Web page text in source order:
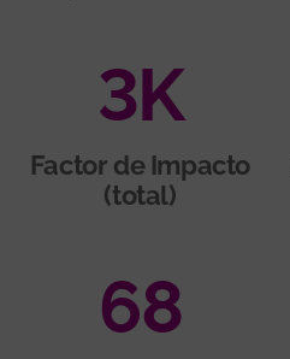
3K
Factor de Impacto
(total)
68